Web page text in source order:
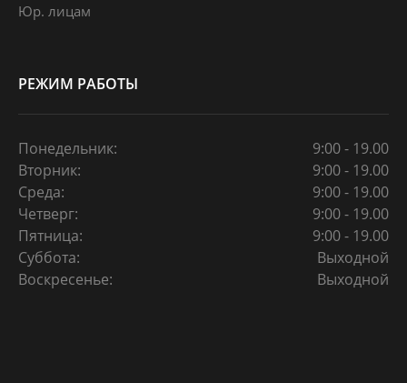
Юр. лицам
РЕЖИМ РАБОТЫ
Понедельник:
9:00 - 19.00
Вторник:
9:00 - 19.00
Среда:
9:00 - 19.00
Четверг:
9:00 - 19.00
Пятница:
9:00 - 19.00
Суббота:
Выходной
Воскресенье:
Выходной